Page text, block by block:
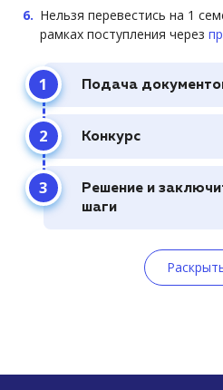
Нельзя перевестись на 1
рамках поступления через
Подача
Конкурс
Решение и
шаги